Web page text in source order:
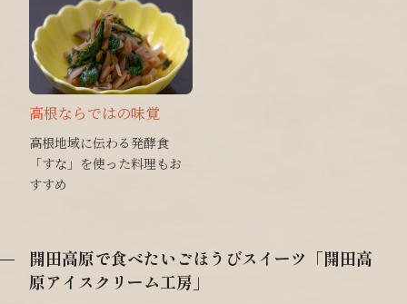
高根ならではの味覚
高根地域に伝わる発酵食
「すな」を使った料理もお
すすめ
開田高原で食べたいごほうびスイーツ「開田高
原アイスクリーム工房」